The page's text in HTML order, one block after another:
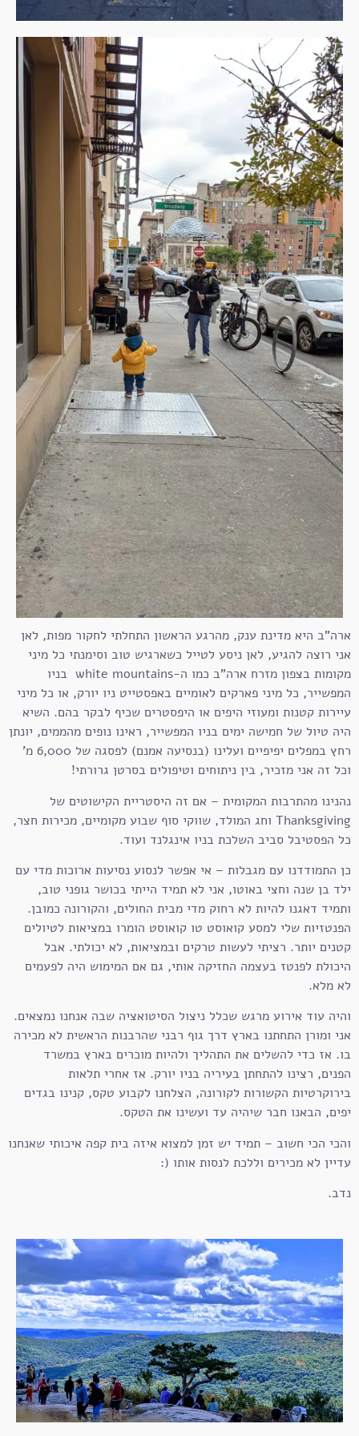
ארה"ב היא מדינת ענק, מהרגע הראשון התחלתי לחקור מפות, לאן
אני רוצה להגיע, לאן ניסע לטייל כשארגיש טוב וסימנתי כל מיני
מקומות בצפון מזרח ארה"ב כמו ה-white mountains בניו
המפשייר, כל מיני פארקים לאומיים באפסטייט ניו יורק, או כל מיני
עיירות קטנות ומעוזי היפים או היפסטרים שכיף לבקר בהם. השיא
היה טיול של חמישה ימים בניו המפשייר, ראינו נופים מהממים, יונתן
רחץ במפלים יפיפיים ועלינו (בנסיעה אמנם) לפסגה של 6,000 מ'
וכל זה אני מזכיר, בין ניתוחים וטיפולים בסרטן גרורתי!
נהנינו מהתרבות המקומית – אם זה היסטריית הקישוטים של
Thanksgiving וחג המולד, שווקי סוף שבוע מקומיים, מכירות חצר,
כל הפסטיבל סביב השלכת בניו אינגלנד ועוד.
כן התמודדנו עם מגבלות – אי אפשר לנסוע נסיעות ארוכות מדי עם
ילד בן שנה וחצי באוטו, אני לא תמיד הייתי בכושר גופני טוב,
ותמיד דאגנו להיות לא רחוק מדי מבית החולים, והקורונה כמובן.
הפנטזיות שלי למסע קואוסט טו קואוסט הומרו במציאות לטיולים
קטנים יותר. רציתי לעשות טרקים ובמציאות, לא יכולתי. אבל
היכולת לפנטז בעצמה החזיקה אותי, גם אם המימוש היה לפעמים
לא מלא.
והיה עוד אירוע מרגש שכלל ניצול הסיטואציה שבה אנחנו נמצאים.
אני ומורן התחתנו בארץ דרך גוף רבני שהרבנות הראשית לא מכירה
בו. אז כדי להשלים את התהליך ולהיות מוכרים בארץ במשרד
הפנים, רצינו להתחתן בעיריה בניו יורק. אז אחרי תלאות
בירוקרטיות הקשורות לקורונה, הצלחנו לקבוע טקס, קנינו בגדים
יפים, הבאנו חבר שיהיה עד ועשינו את הטקס.
והכי הכי חשוב – תמיד יש זמן למצוא איזה בית קפה איכותי שאנחנו
עדיין לא מכירים וללכת לנסות אותו (:
נדב.